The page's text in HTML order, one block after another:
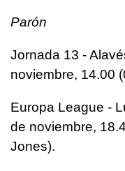
Parón
Jornada 13 -
noviembre, 14.00
Europa League -
de noviembre,
Jones).